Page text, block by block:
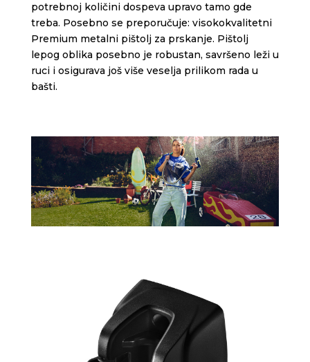
potrebnoj količini dospeva upravo tamo gde
treba. Posebno se preporučuje: visokokvalitetni
Premium metalni pištolj za prskanje. Pištolj
lepog oblika posebno je robustan, savršeno leži u
ruci i osigurava još više veselja prilikom rada u
bašti.